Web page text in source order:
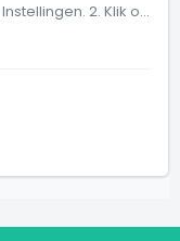
1. Klik linksonder op de menuknop Instellingen. 2. Klik op E-mail wijzigen. 3. Vul twee keer het nieuwe e-mailadres in. 4. Je ontvangt een e-mail...